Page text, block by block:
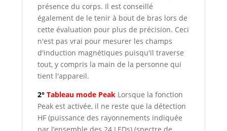
présence du corps. Il est conseillé
également de le tenir à bout de bras lors de
cette évaluation pour plus de précision. Ceci
n'est pas vrai pour mesurer les champs
d'induction magnétiques puisqu'il traverse
tout, y compris la main de la personne qui
tient l'appareil.
2° Tableau mode Peak Lorsque la fonction
Peak est activée, il ne reste que la détection
HF (puissance des rayonnements indiquée